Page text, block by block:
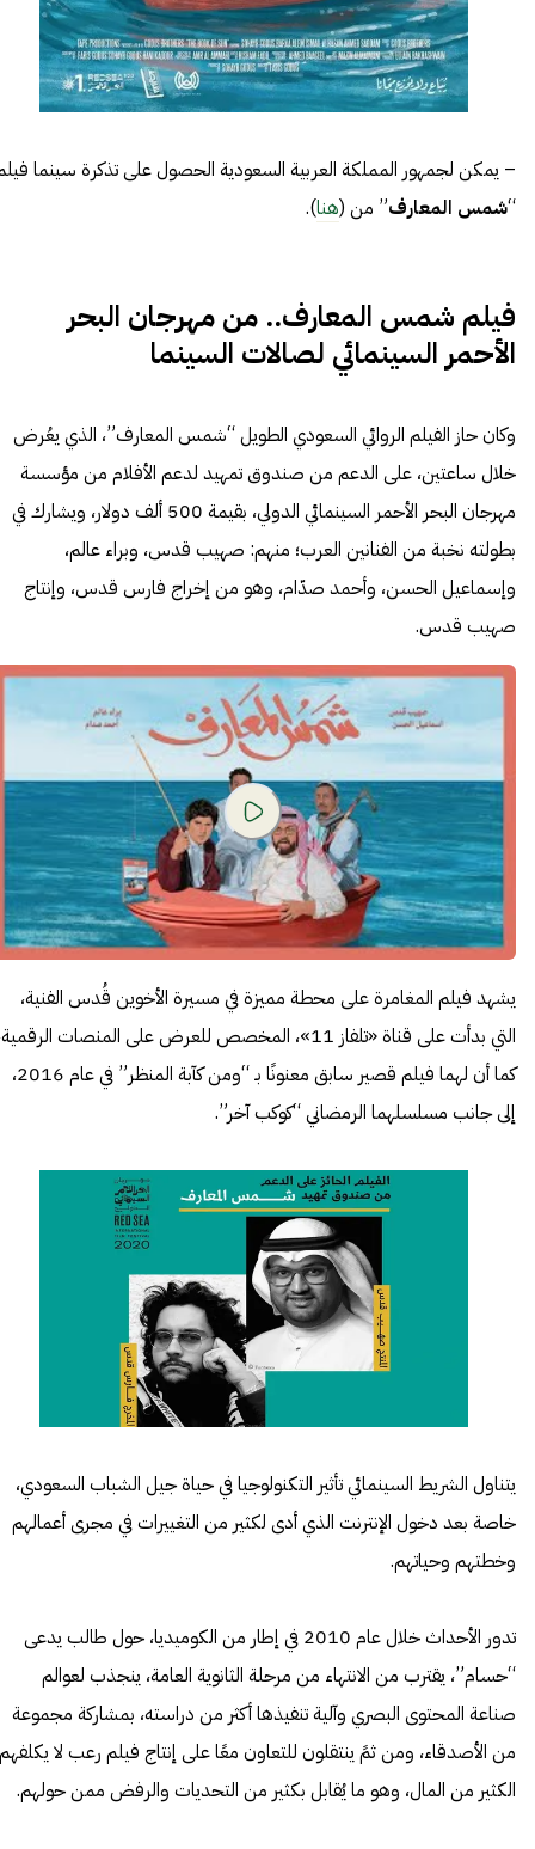
– يمكن لجمهور المملكة العربية السعودية الحصول على تذكرة سينما
“شمس المعارف” من (هنا).
فيلم شمس المعارف.. من مهرجان البحر
الأحمر السينمائي لصالات السينما
وكان حاز الفيلم الروائي السعودي الطويل “شمس المعارف”، الذي يعُرض
خلال ساعتين، على الدعم من صندوق تمهيد لدعم الأفلام من مؤسسة
مهرجان البحر الأحمر السينمائي الدولي، بقيمة 500 ألف دولار، ويشارك في
بطولته نخبة من الفنانين العرب؛ منهم: صهيب قدس، وبراء عالم،
وإسماعيل الحسن، وأحمد صدّام، وهو من إخراج فارس قدس، وإنتاج
صهيب قدس.
يشهد فيلم المغامرة على محطة مميزة في مسيرة الأخوين قُدس الفنية،
التي بدأت على قناة «تلفاز 11»، المخصص للعرض على المنصات
كما أن لهما فيلم قصير سابق معنونًا بـ “ومن كآبة المنظر” في عام 2016،
إلى جانب مسلسلهما الرمضاني “كوكب آخر”.
يتناول الشريط السينمائي تأثير التكنولوجيا في حياة جيل الشباب السعودي،
خاصة بعد دخول الإنترنت الذي أدى لكثير من التغييرات في مجرى أعمالهم
وخطتهم وحياتهم.
تدور الأحداث خلال عام 2010 في إطار من الكوميديا، حول طالب يدعى
“حسام”، يقترب من الانتهاء من مرحلة الثانوية العامة، ينجذب لعوالم
صناعة المحتوى البصري وآلية تنفيذها أكثر من دراسته، بمشاركة مجموعة
من الأصدقاء، ومن ثمً ينتقلون للتعاون معًا على إنتاج فيلم رعب لا يكلفهم
الكثير من المال، وهو ما يُقابل بكثير من التحديات والرفض ممن حولهم.